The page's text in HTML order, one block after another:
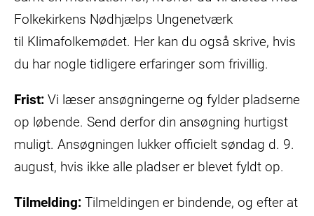
Folkekirkens Nødhjælps Ungenetværk
til Klimafolkemødet. Her kan du også skrive, hvis
du har nogle tidligere erfaringer som frivillig.
Frist: Vi læser ansøgningerne og fylder pladserne
op løbende. Send derfor din ansøgning hurtigst
muligt. Ansøgningen lukker officielt søndag d. 9.
august, hvis ikke alle pladser er blevet fyldt op.
Tilmelding: Tilmeldingen er bindende, og efter at